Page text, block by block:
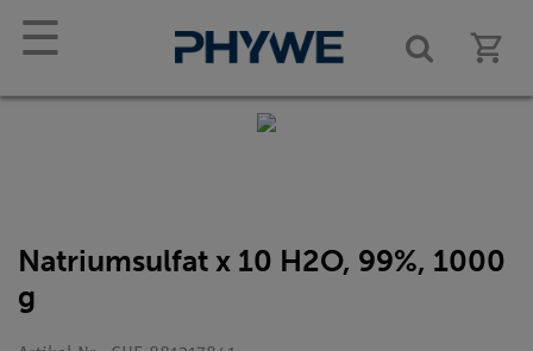
☰
Natriumsulfat x 10 H2O, 99%, 1000
g